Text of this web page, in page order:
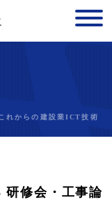
れからの建設業ICT技術
研修会・工事論